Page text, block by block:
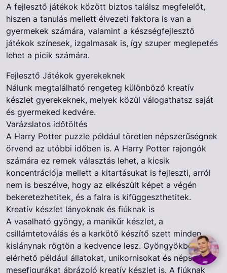
A fejlesztő játékok között biztos találsz megfelelőt,
hiszen a tanulás mellett élvezeti faktora is van a
gyermekek számára, valamint a készségfejlesztő
játékok színesek, izgalmasak is, így szuper meglepetés
lehet a picik számára.
Fejlesztő Játékok gyerekeknek
Nálunk megtalálható rengeteg különböző kreatív
készlet gyerekeknek, melyek közül válogathatsz saját
és gyermeked kedvére.
Varázslatos időtöltés
A Harry Potter puzzle például töretlen népszerűségnek
örvend az utóbbi időben is. A Harry Potter rajongók
számára ez remek választás lehet, a kicsik
koncentrációja mellett a kitartásukat is fejleszti, arról
nem is beszélve, hogy az elkészült képet a végén
bekeretezhetitek, és a falra is kifüggeszthetitek.
Kreatív készlet lányoknak és fiúknak is
A vasalható gyöngy, a manikűr készlet, a
csillámtetoválás és a karkötő készítő szett minden
kislánynak rögtön a kedvence lesz. Gyöngyökből
elérhető például állatokat, unikornisokat és népszerű
mesefigurákat ábrázoló kreatív készlet is. A fiúknak